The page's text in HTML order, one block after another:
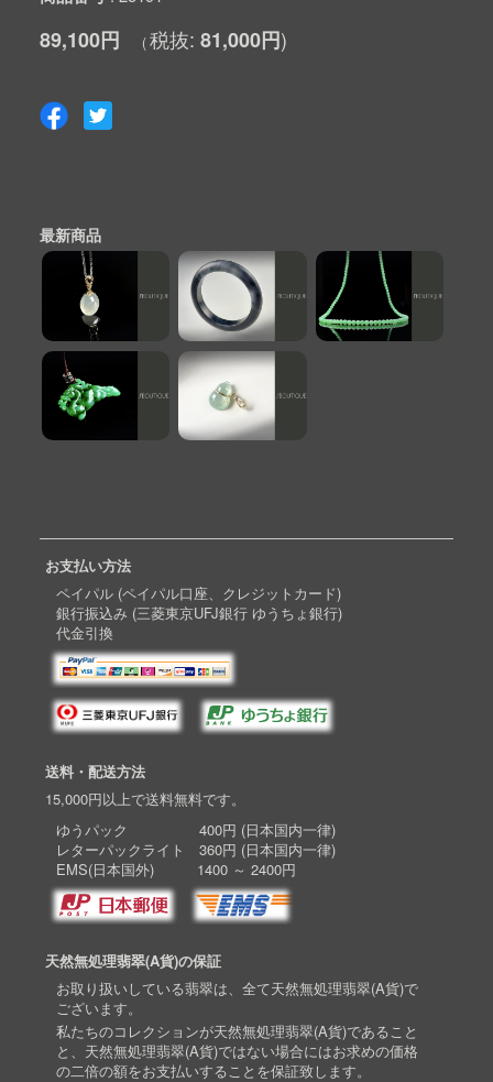
89,100円 81,000円
最新商品
お支払い方法
ペイパル (ペイパル口座、クレジットカード)
銀行振込み (三菱東京UFJ銀行 ゆうちょ銀行)
代金引換
送料・配送方法
15,000円以上で送料無料です。
ゆうパック 400円 (日本国内一律)
レターパックライト 360円 (日本国内一律)
EMS(日本国外) 1400 ～ 2400円
天然無処理翡翠(A貨)の保証
お取り扱いしている翡翠は、全て天然無処理翡翠(A貨)で
ございます。
私たちのコレクションが天然無処理翡翠(A貨)であること
と、天然無処理翡翠(A貨)ではない場合にはお求めの価格
の二倍の額をお支払いすることを保証致します。